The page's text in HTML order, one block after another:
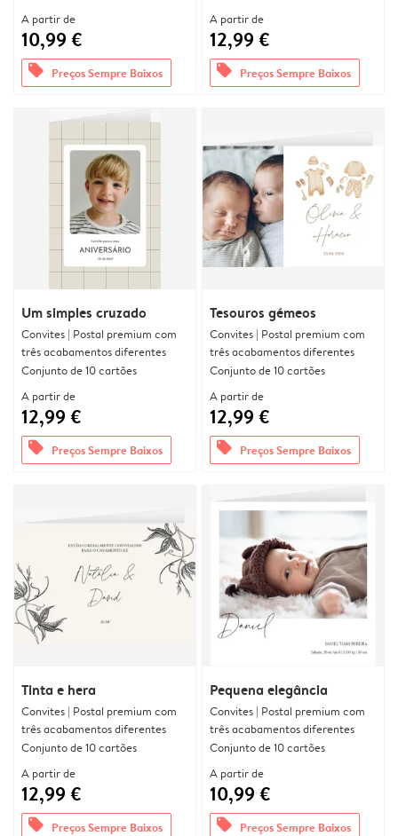
A partir de
10,99 €
offers Preços Sempre Baixos
A partir de
12,99 €
offers Preços Sempre Baixos
Um simples cruzado
Convites | Postal premium com
três acabamentos diferentes
Conjunto de 10 cartões
A partir de
12,99 €
offers Preços Sempre Baixos
Tesouros gémeos
Convites | Postal premium com
três acabamentos diferentes
Conjunto de 10 cartões
A partir de
12,99 €
offers Preços Sempre Baixos
Tinta e hera
Convites | Postal premium com
três acabamentos diferentes
Conjunto de 10 cartões
A partir de
12,99 €
offers Preços Sempre Baixos
Pequena elegância
Convites | Postal premium com
três acabamentos diferentes
Conjunto de 10 cartões
A partir de
10,99 €
offers Preços Sempre Baixos